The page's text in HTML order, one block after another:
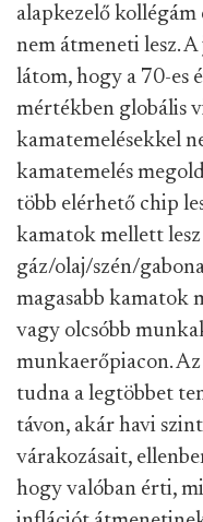
alapkezelő kollégám
nem átmeneti lesz.
látom, hogy a 70-es
mértékben globális
kamatemelésekkel
kamatemelés
több elérhető chip
kamatok mellett
gáz/olaj/szén/
magasabb kamatok
vagy olcsóbb
munkaerőpiacon.
tudna a legtöbbet
távon, akár havi
várakozásait,
hogy valóban érti,